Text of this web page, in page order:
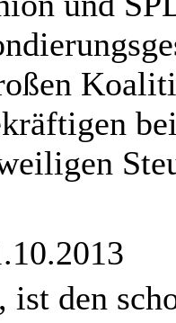
ist den